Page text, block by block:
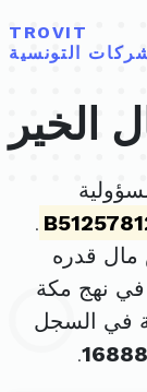
TROVIT
التونسية
الخير
.
في نهج مكة
في السجل
.